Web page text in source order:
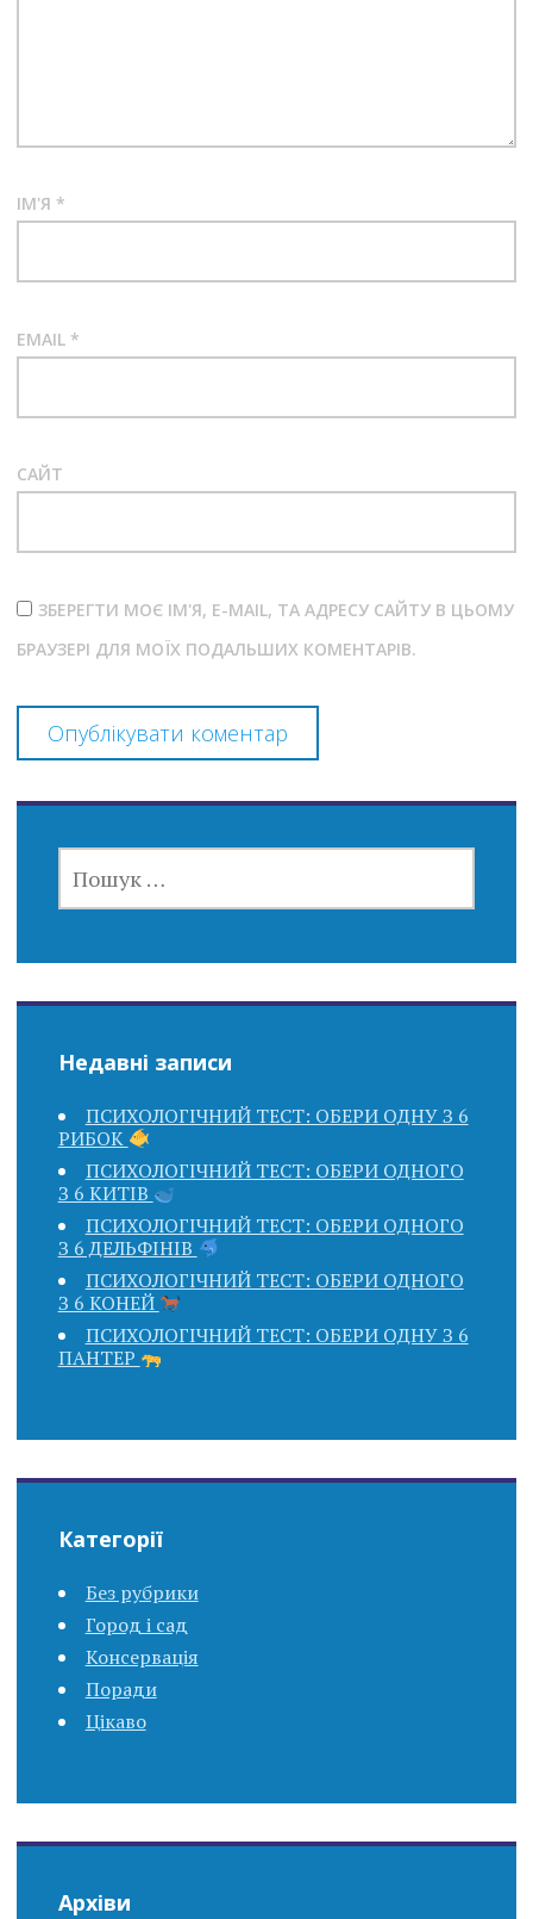
ІМ'Я *
EMAIL *
САЙТ
ЗБЕРЕГТИ МОЄ ІМ'Я, E-MAIL, ТА АДРЕСУ САЙТУ В ЦЬОМУ
БРАУЗЕРІ ДЛЯ МОЇХ ПОДАЛЬШИХ КОМЕНТАРІВ.
Недавні записи
ПСИХОЛОГІЧНИЙ ТЕСТ: ОБЕРИ ОДНУ З 6
РИБОК
ПСИХОЛОГІЧНИЙ ТЕСТ: ОБЕРИ ОДНОГО
З 6 КИТІВ
ПСИХОЛОГІЧНИЙ ТЕСТ: ОБЕРИ ОДНОГО
З 6 ДЕЛЬФІНІВ
ПСИХОЛОГІЧНИЙ ТЕСТ: ОБЕРИ ОДНОГО
З 6 КОНЕЙ
ПСИХОЛОГІЧНИЙ ТЕСТ: ОБЕРИ ОДНУ З 6
ПАНТЕР
Категорії
Без рубрики
Город і сад
Консервація
Поради
Цікаво
Архіви